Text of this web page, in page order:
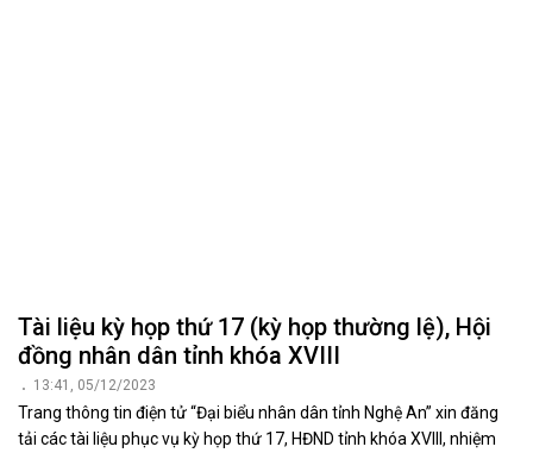
Tài liệu kỳ họp thứ 17 (kỳ họp thường lệ), Hội
đồng nhân dân tỉnh khóa XVIII
13:41, 05/12/2023
Trang thông tin điện tử “Đại biểu nhân dân tỉnh Nghệ An” xin đăng
tải các tài liệu phục vụ kỳ họp thứ 17, HĐND tỉnh khóa XVIII, nhiệm